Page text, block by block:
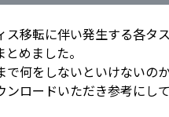
ス移転に伴い発生する各タ
とめました。
で何をしないといけないの
ンロードいただき参考にし